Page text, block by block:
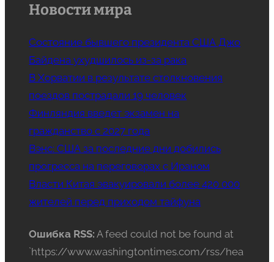
Новости мира
Состояние бывшего президента США Джо
Байдена ухудшилось из-за рака
В Хорватии в результате столкновения
поездов пострадали 19 человек
Финляндия введет экзамен на
гражданство с 2027 года
Вэнс: США за последние дни добились
прогресса на переговорах с Ираном
Власти Китая эвакуировали более 420 000
жителей перед приходом тайфуна
Ошибка RSS: A feed could not be found at
`https://www.washingtontimes.com/rss/hea